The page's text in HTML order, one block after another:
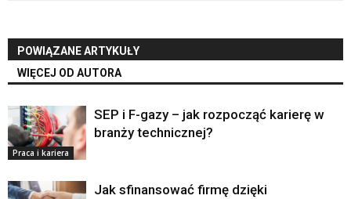
POWIĄZANE ARTYKUŁY
WIĘCEJ OD AUTORA
Praca i kariera
SEP i F-gazy – jak rozpocząć karierę w
branży technicznej?
Jak sfinansować firmę dzięki